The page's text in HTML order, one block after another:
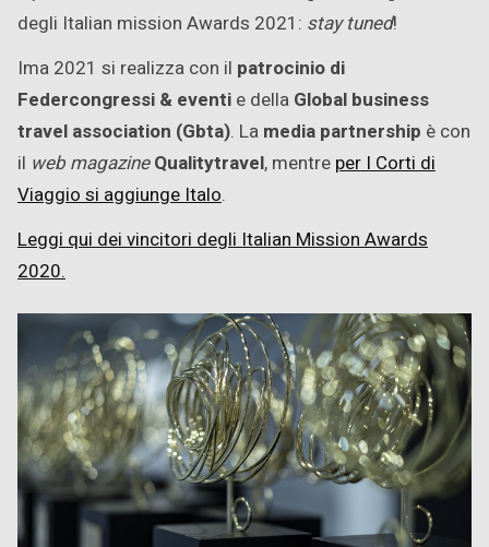
degli Italian mission Awards 2021: stay tuned!
Ima 2021 si realizza con il patrocinio di
Federcongressi & eventi e della Global business
travel association (Gbta). La media partnership è con
il web magazine Qualitytravel, mentre per I Corti di
Viaggio si aggiunge Italo.
Leggi qui dei vincitori degli Italian Mission Awards
2020.